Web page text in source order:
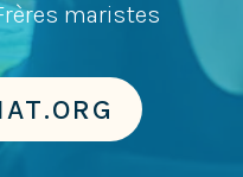
maristes